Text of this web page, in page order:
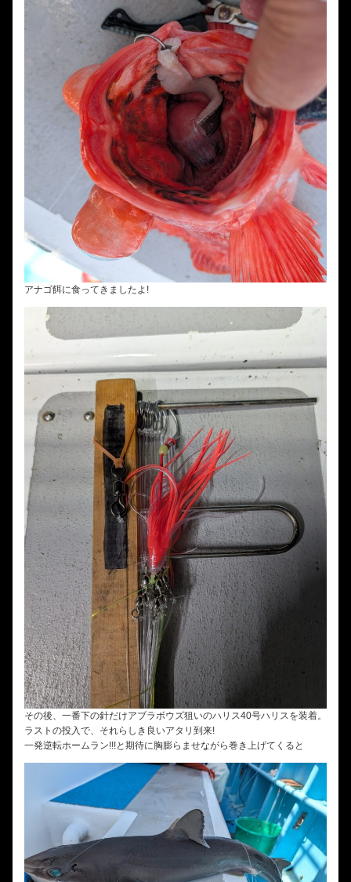
アナゴ餌に食ってきましたよ!
その後、一番下の針だけアブラボウズ狙いのハリス40号ハリスを装着。
ラストの投入で、それらしき良いアタリ到来!
一発逆転ホームラン!!!と期待に胸膨らませながら巻き上げてくると